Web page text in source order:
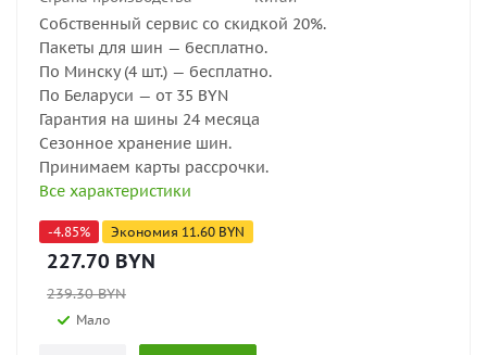
Собственный сервис со скидкой 20%.
Пакеты для шин — бесплатно.
По Минску (4 шт.) — бесплатно.
По Беларуси — от 35 BYN
Гарантия на шины 24 месяца
Сезонное хранение шин.
Принимаем карты рассрочки.
Все характеристики
-4.85% Экономия 11.60 BYN
227.70 BYN
239.30BYN
Мало